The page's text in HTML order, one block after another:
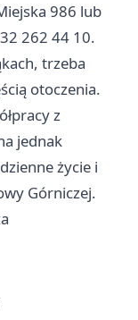
986 lub
262 44 10.
trzeba
otoczenia.
z
jednak
życie i
Górniczej.